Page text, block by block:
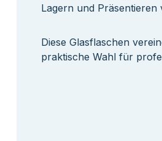
Lagern und Präsentieren
Diese Glasflaschen
praktische Wahl für